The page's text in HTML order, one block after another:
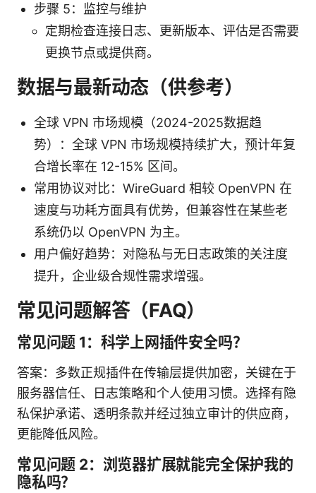
步骤 5：监控与维护
定期检查连接日志、更新版本、评估是否需要
更换节点或提供商。
数据与最新动态（供参考）
全球 VPN 市场规模（2024-2025数据趋
势）：全球 VPN 市场规模持续扩大，预计年复
合增长率在 12-15% 区间。
常用协议对比：WireGuard 相较 OpenVPN 在
速度与功耗方面具有优势，但兼容性在某些老
系统仍以 OpenVPN 为主。
用户偏好趋势：对隐私与无日志政策的关注度
提升，企业级合规性需求增强。
常见问题解答（FAQ）
常见问题 1：科学上网插件安全吗？
答案：多数正规插件在传输层提供加密，关键在于
服务器信任、日志策略和个人使用习惯。选择有隐
私保护承诺、透明条款并经过独立审计的供应商，
更能降低风险。
常见问题 2：浏览器扩展就能完全保护我的
隐私吗？